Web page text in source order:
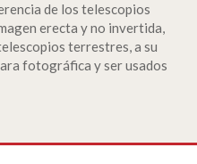
de los telescopios
erecta y no invertida,
terrestres, a su
fotográfica y ser usados